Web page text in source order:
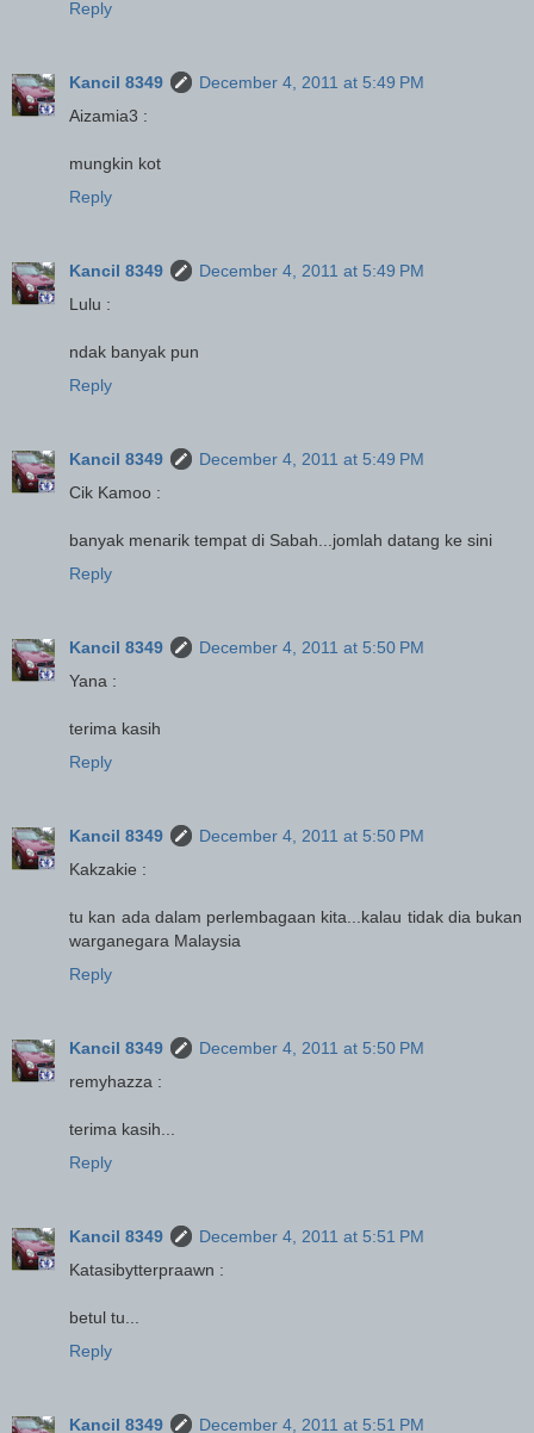
Reply
Kancil 8349
December 4, 2011 at 5:49 PM
Aizamia3 :
mungkin kot
Reply
Kancil 8349
December 4, 2011 at 5:49 PM
Lulu :
ndak banyak pun
Reply
Kancil 8349
December 4, 2011 at 5:49 PM
Cik Kamoo :
banyak menarik tempat di Sabah...jomlah datang ke sini
Reply
Kancil 8349
December 4, 2011 at 5:50 PM
Yana :
terima kasih
Reply
Kancil 8349
December 4, 2011 at 5:50 PM
Kakzakie :
tu kan ada dalam perlembagaan kita...kalau tidak dia bukan
warganegara Malaysia
Reply
Kancil 8349
December 4, 2011 at 5:50 PM
remyhazza :
terima kasih...
Reply
Kancil 8349
December 4, 2011 at 5:51 PM
Katasibytterpraawn :
betul tu...
Reply
Kancil 8349 December 4, 2011 at 5:51 PM